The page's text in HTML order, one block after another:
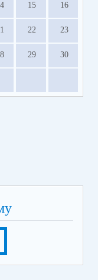
15 16
22 23
29 30